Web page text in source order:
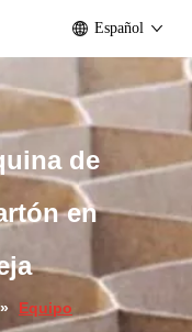
Español
de
en
»
Equipo